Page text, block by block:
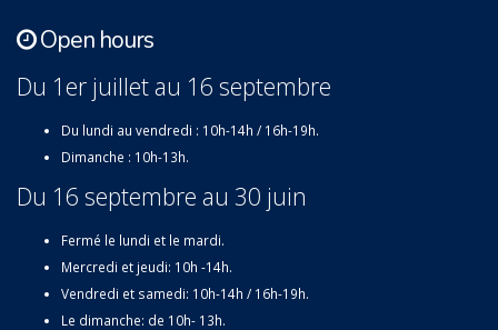
Open hours
Du 1er juillet au 16 septembre
Du lundi au vendredi : 10h-14h / 16h-19h.
Dimanche : 10h-13h.
Du 16 septembre au 30 juin
Fermé le lundi et le mardi.
Mercredi et jeudi: 10h -14h.
Vendredi et samedi: 10h-14h / 16h-19h.
Le dimanche: de 10h- 13h.